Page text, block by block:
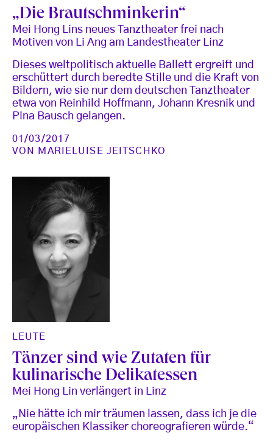
„Die Brautschminkerin“
Mei Hong Lins neues Tanztheater frei nach
Motiven von Li Ang am Landestheater Linz
Dieses weltpolitisch aktuelle Ballett ergreift und
erschüttert durch beredte Stille und die Kraft von
Bildern, wie sie nur dem deutschen Tanztheater
etwa von Reinhild Hoffmann, Johann Kresnik und
Pina Bausch gelangen.
01/03/2017
VON MARIELUISE JEITSCHKO
LEUTE
Tänzer sind wie Zutaten für
kulinarische Delikatessen
Mei Hong Lin verlängert in Linz
„Nie hätte ich mir träumen lassen, dass ich je die
europäischen Klassiker choreografieren würde.“